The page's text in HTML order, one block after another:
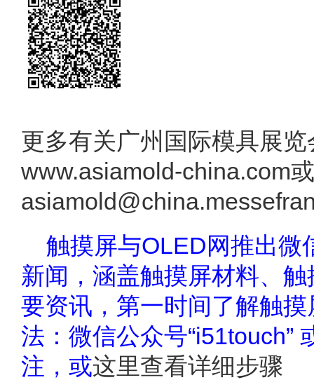
更多有关广州国际模具展
www.asiamold-china.com
触摸屏与OLED网推出微
新闻，涵盖触摸屏材料、
要资讯，第一时间了解触
法：微信公众号“i51touch”
注，或这里查看详细步骤